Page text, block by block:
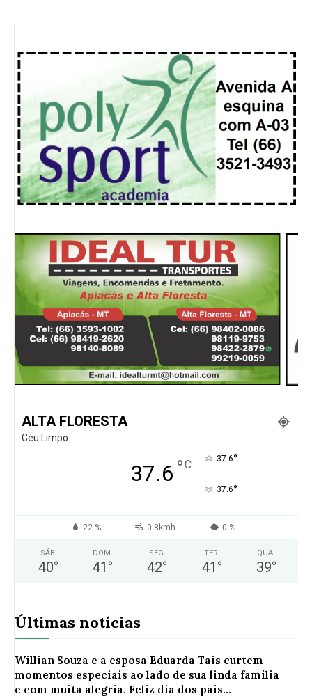
ALTA FLORESTA
Céu Limpo
37.6 °C 37.6°
37.6°
22 % 0.8kmh 0 %
SÁB
40°
DOM
41 °
SEG
42°
TER
41 °
QUA
39°
Últimas notícias
Willian Souza e a esposa Eduarda Tais curtem
momentos especiais ao lado de sua linda família
e com muita alegria. Feliz dia dos pais...